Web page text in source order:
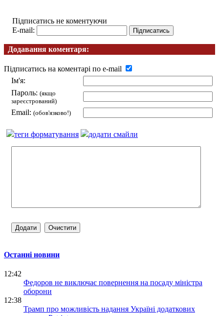
Підписатись не коментуючи
E-mail:
Додавання коментаря:
Підписатись на коментарі по e-mail
Ім'я:
Пароль: (якщо
зареєстрований)
Email: (обов'язково!)
теги форматування додати смайли
Останні новини
12:42
Федоров не виключає повернення на посаду міністра
оборони
12:38
Трамп про можливість надання Україні додаткових